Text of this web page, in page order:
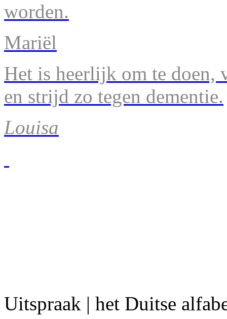
worden.
Mariël
Het is heerlijk om te doen,
en strijd zo tegen dementie.
Louisa
Uitspraak | het Duitse